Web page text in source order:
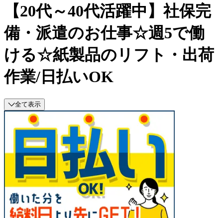
【20代～40代活躍中】社保完
備・派遣のお仕事☆週5で働
ける☆紙製品のリフト・出荷
作業/日払いOK
全て表示